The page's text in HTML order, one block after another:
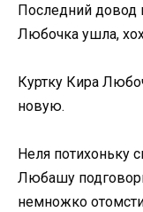
Последний довод
Любочка ушла,
Куртку Кира
новую.
Неля потихоньку
Любашу
немножко